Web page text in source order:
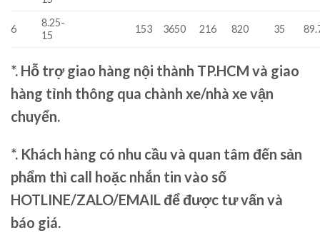
6
8.25-
15
153 3650 216 820 35
*. Hỗ trợ giao hàng nội thành TP.HCM và giao
hàng tỉnh thông qua chành xe/nhà xe vận
chuyển.
*. Khách hàng có nhu cầu và quan tâm đến sản
phẩm thì call hoặc nhắn tin vào số
HOTLINE/ZALO/EMAIL để được tư vấn và
báo giá.